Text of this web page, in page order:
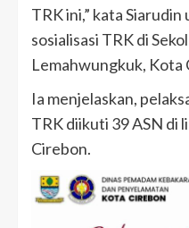
TRK ini,” kata
sosialisasi TRK di
Lemahwungkuk, Kota
Ia menjelaskan,
TRK diikuti 39 ASN di
Cirebon.